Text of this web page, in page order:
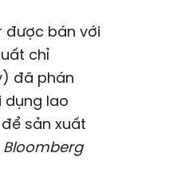
được bán với
chỉ
đã phán
dụng lao
sản xuất
Bloomberg